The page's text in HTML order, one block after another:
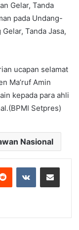
Gelar, Tanda
pada Undang-
Tanda Jasa,
ucapan selamat
Ma’ruf Amin
kepada para ahli
Setpres)
Nasional
Reddit VKontakteShare via Email